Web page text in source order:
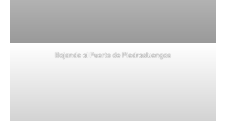
Bajando al Puerto de Piedrasluengas